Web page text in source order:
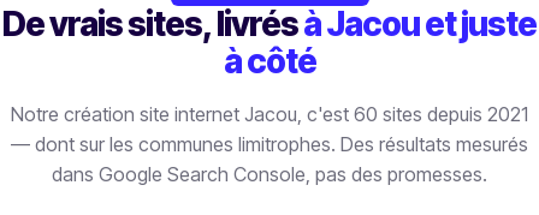
De vrais sites, livrésà Jacou et juste
à côté
Notre création site internet Jacou, c'est 60 sites depuis 2021
— dont sur les communes limitrophes. Des résultats mesurés
dans Google Search Console, pas des promesses.